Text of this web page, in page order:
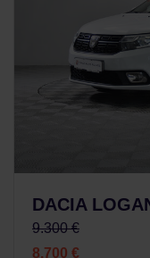
DACIA
9.300 €
8.700 €